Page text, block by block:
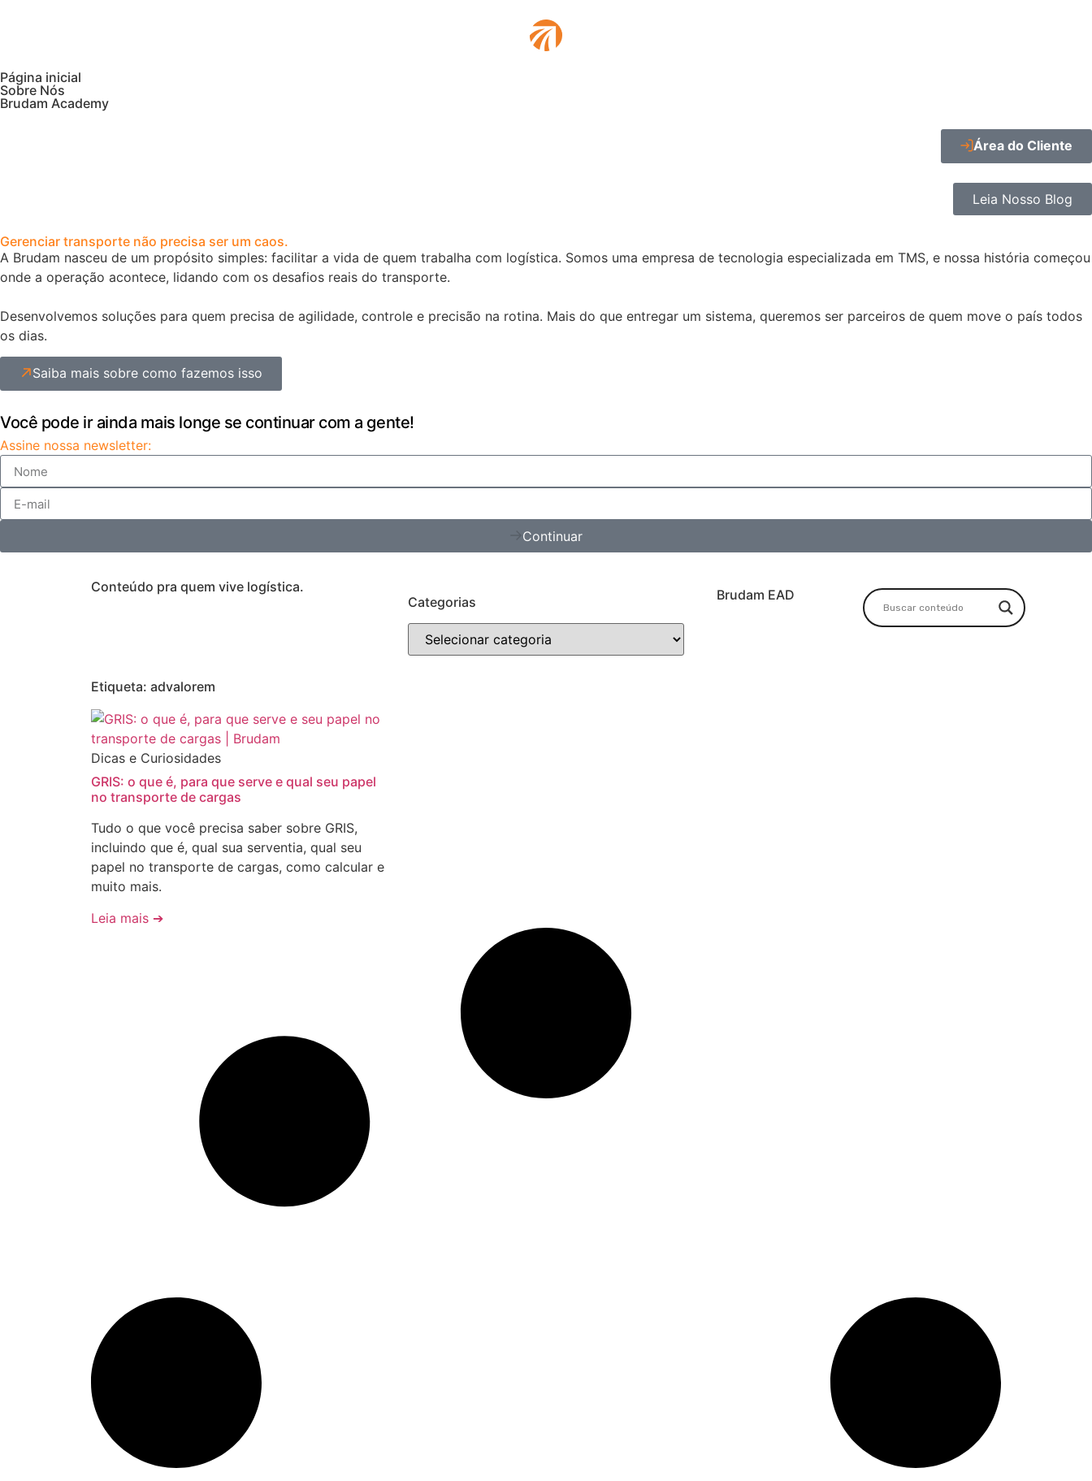
Página inicial
Sobre Nós
Brudam Academy
Área do Cliente
Leia Nosso Blog
Gerenciar transporte não precisa ser um caos.
A Brudam nasceu de um propósito simples: facilitar a vida de quem trabalha com logística. Somos uma empresa de tecnologia especializada em TMS, e nossa história começou
onde a operação acontece, lidando com os desafios reais do transporte.
Desenvolvemos soluções para quem precisa de agilidade, controle e precisão na rotina. Mais do que entregar um sistema, queremos ser parceiros de quem move o país todos
os dias.
Saiba mais sobre como fazemos isso
Você pode ir ainda mais longe se continuar com a gente!
Assine nossa newsletter:
Continuar
Conteúdo pra quem vive logística.
Categorias
Brudam EAD
Etiqueta: advalorem
Dicas e Curiosidades
GRIS: o que é, para que serve e qual seu papel
no transporte de cargas
Tudo o que você precisa saber sobre GRIS,
incluindo que é, qual sua serventia, qual seu
papel no transporte de cargas, como calcular e
muito mais.
Leia mais ➔